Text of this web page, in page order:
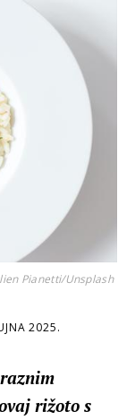
Pianetti/Unsplash
2025.
rižoto s